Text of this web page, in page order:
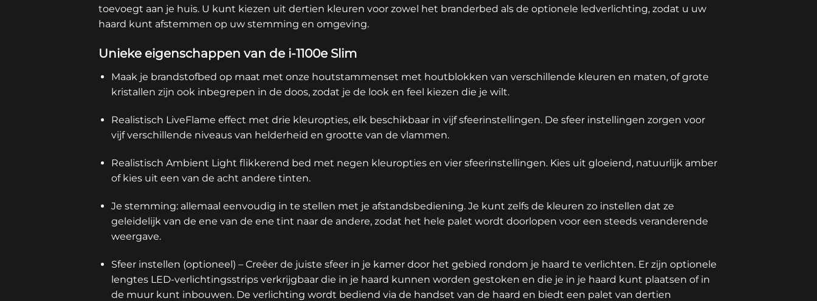
toevoegt aan je huis. U kunt kiezen uit dertien kleuren voor zowel het branderbed als de optionele ledverlichting, zodat u uw
haard kunt afstemmen op uw stemming en omgeving.
Unieke eigenschappen van de i-1100e Slim
Maak je brandstofbed op maat met onze houtstammenset met houtblokken van verschillende kleuren en maten, of grote
kristallen zijn ook inbegrepen in de doos, zodat je de look en feel kiezen die je wilt.
Realistisch LiveFlame effect met drie kleuropties, elk beschikbaar in vijf sfeerinstellingen. De sfeer instellingen zorgen voor
vijf verschillende niveaus van helderheid en grootte van de vlammen.
Realistisch Ambient Light flikkerend bed met negen kleuropties en vier sfeerinstellingen. Kies uit gloeiend, natuurlijk amber
of kies uit een van de acht andere tinten.
Je stemming: allemaal eenvoudig in te stellen met je afstandsbediening. Je kunt zelfs de kleuren zo instellen dat ze
geleidelijk van de ene van de ene tint naar de andere, zodat het hele palet wordt doorlopen voor een steeds veranderende
weergave.
Sfeer instellen (optioneel) – Creëer de juiste sfeer in je kamer door het gebied rondom je haard te verlichten. Er zijn optionele
lengtes LED-verlichtingsstrips verkrijgbaar die in je haard kunnen worden gestoken en die je in je haard kunt plaatsen of in
de muur kunt inbouwen. De verlichting wordt bediend via de handset van de haard en biedt een palet van dertien